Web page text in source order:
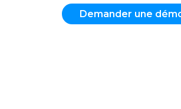
Demander une